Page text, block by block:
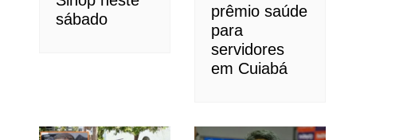
sábado
prêmio saúde
para
servidores
em Cuiabá